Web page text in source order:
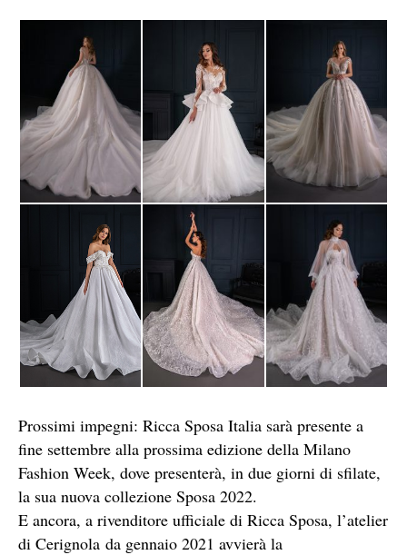
Prossimi impegni: Ricca Sposa Italia sarà presente a
fine settembre alla prossima edizione della Milano
Fashion Week, dove presenterà, in due giorni di sfilate,
la sua nuova collezione Sposa 2022.
E ancora, a rivenditore ufficiale di Ricca Sposa, l’atelier
di Cerignola da gennaio 2021 avvierà la